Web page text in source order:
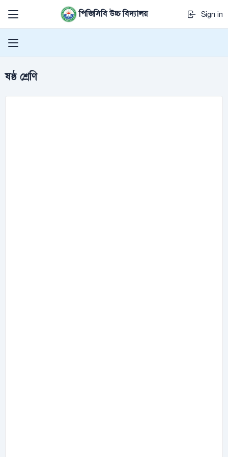
পিজিসিবি উচ্চ বিদ্যালয় Sign in
ষষ্ঠ শ্রেণি